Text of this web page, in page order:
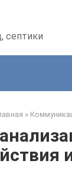
септики
»